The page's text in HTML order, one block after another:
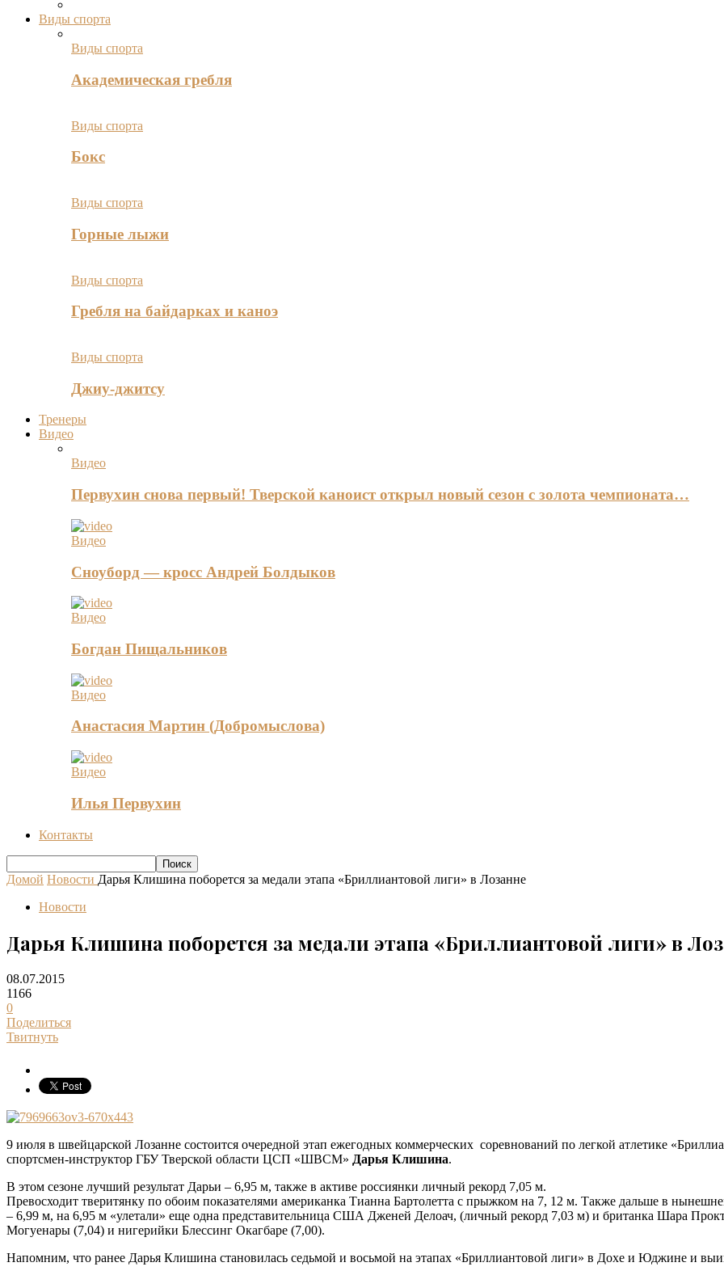
Виды спорта
Виды спорта
Академическая гребля
Виды спорта
Бокс
Виды спорта
Горные лыжи
Виды спорта
Гребля на байдарках и каноэ
Виды спорта
Джиу-джитсу
Тренеры
Видео
Видео
Первухин снова первый! Тверской каноист открыл новый сезон с золота чемпионата…
Видео
Сноуборд — кросс Андрей Болдыков
Видео
Богдан Пищальников
Видео
Анастасия Мартин (Добромыслова)
Видео
Илья Первухин
Контакты
Домой Новости Дарья Клишина поборется за медали этапа «Бриллиантовой лиги» в Лозанне
Новости
Дарья Клишина поборется за медали этапа «Бриллиантовой лиги» в
08.07.2015
1166
0
Поделиться
Твитнуть
9 июля в швейцарской Лозанне состоится очередной этап ежегодных коммерческих соревнований по легкой атлетике
спортсмен-инструктор ГБУ Тверской области ЦСП «ШВСМ» Дарья Клишина.
В этом сезоне лучший результат Дарьи – 6,95 м, также в активе россиянки личный рекорд 7,05 м.
Превосходит тверитянку по обоим показателями американка Тианна Бартолетта с прыжком на 7, 12 м. Также дальше в
– 6,99 м, на 6,95 м «улетали» еще одна представительница США Дженей Делоач, (личный рекорд 7,03 м) и британка Шара
Могуенары (7,04) и нигерийки Блессинг Окагбаре (7,00).
Напомним, что ранее Дарья Клишина становилась седьмой и восьмой на этапах «Бриллиантовой лиги» в Дохе и Юджине и